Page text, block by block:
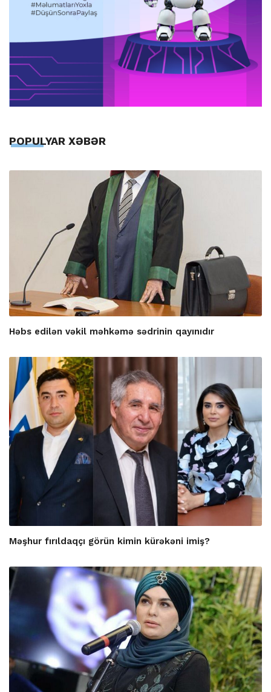
POPULYAR XƏBƏR
Həbs edilən vəkil məhkəmə sədrinin qayınıdır
Məşhur fırıldaqçı görün kimin kürəkəni imiş?